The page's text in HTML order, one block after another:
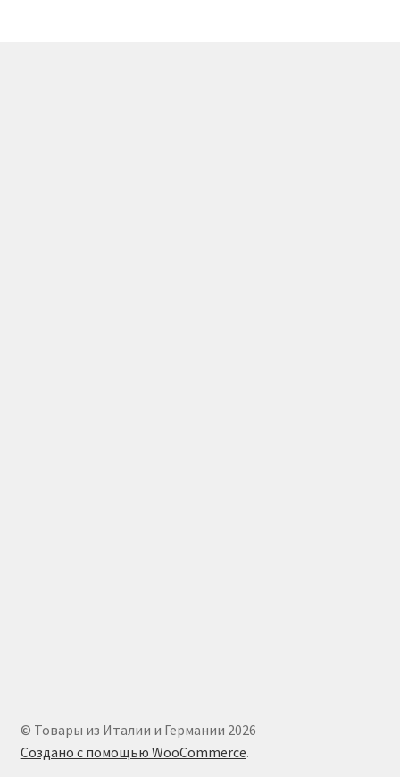
© Товары из Италии и Германии 2026
Создано с помощью WooCommerce.